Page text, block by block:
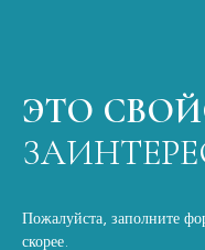
ЭТО
Пожалуйста, заполните
скорее.